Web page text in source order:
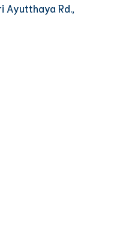
Ayutthaya Rd.,